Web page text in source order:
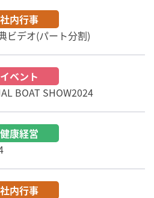
社内行事
ビデオ(パート分割)
イベント
BOAT SHOW2024
健康経営
社内行事